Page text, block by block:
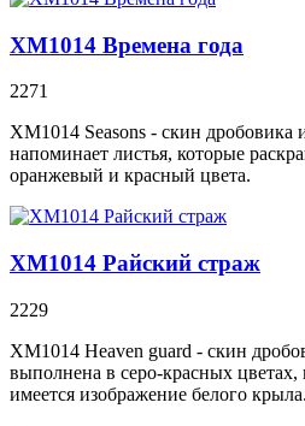
XM1014 Времена года
2271
XM1014 Seasons - скин
напоминает листья, которые
оранжевый и красный цвета.
XM1014 Райский страж
2229
XM1014 Heaven guard - скин
выполнена в серо-красных цветах,
имеется изображение белого крыла.